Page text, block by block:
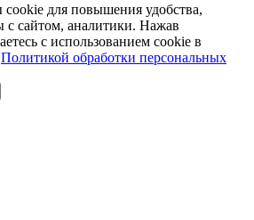
для повышения удобства,
с сайтом, аналитики. Нажав
с использованием cookie в
Политикой обработки персональных